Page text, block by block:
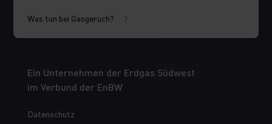
Datenschutz
Ein Unternehmen der Erdgas Südwest
im Verbund der EnBW
Was tun bei Gasgeruch?